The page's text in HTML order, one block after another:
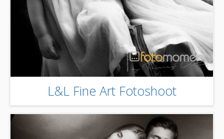
L&L Fine Art Fotoshoot